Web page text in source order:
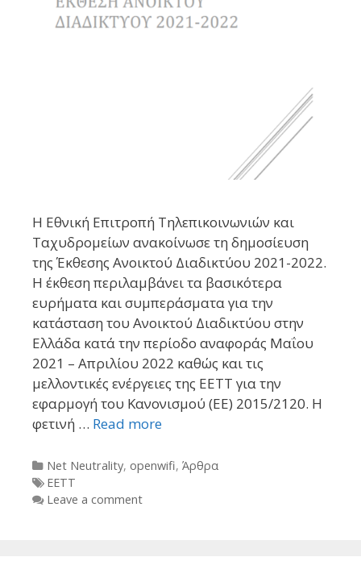
Η Εθνική Επιτροπή Τηλεπικοινωνιών και
Ταχυδρομείων ανακοίνωσε τη δημοσίευση
της Έκθεσης Ανοικτού Διαδικτύου 2021-2022.
Η έκθεση περιλαμβάνει τα βασικότερα
ευρήματα και συμπεράσματα για την
κατάσταση του Ανοικτού Διαδικτύου στην
Ελλάδα κατά την περίοδο αναφοράς Μαΐου
2021 – Απριλίου 2022 καθώς και τις
μελλοντικές ενέργειες της ΕΕΤΤ για την
εφαρμογή του Κανονισμού (ΕΕ) 2015/2120. Η
φετινή … Read more
Categories
Net Neutrality, openwifi, Άρθρα
Tags
ΕΕΤΤ
Leave a comment